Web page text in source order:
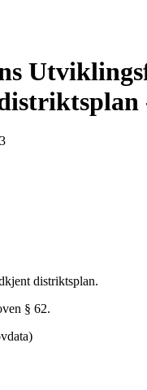
distriktsplan.
§ 62.